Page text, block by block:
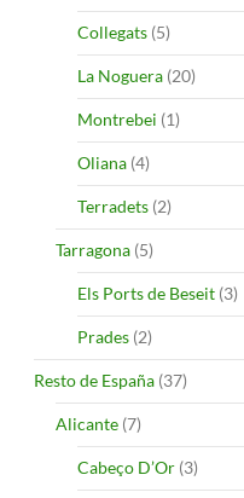
Collegats (5)
La Noguera (20)
Montrebei (1)
Oliana (4)
Terradets (2)
Tarragona (5)
Els Ports de Beseit (3)
Prades (2)
Resto de España (37)
Alicante (7)
Cabeço D’Or (3)